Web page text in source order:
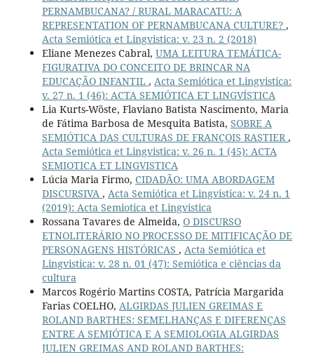
PERNAMBUCANA? / RURAL MARACATU: A
REPRESENTATION OF PERNAMBUCANA CULTURE? ,
Acta Semiótica et Lingvistica: v. 23 n. 2 (2018)
Eliane Menezes Cabral, UMA LEITURA TEMÁTICA-
FIGURATIVA DO CONCEITO DE BRINCAR NA
EDUCAÇÃO INFANTIL , Acta Semiótica et Lingvistica:
v. 27 n. 1 (46): ACTA SEMIÓTICA ET LINGVÍSTICA
Lia Kurts-Wöste, Flaviano Batista Nascimento, Maria
de Fátima Barbosa de Mesquita Batista, SOBRE A
SEMIÓTICA DAS CULTURAS DE FRANÇOIS RASTIER ,
Acta Semiótica et Lingvistica: v. 26 n. 1 (45): ACTA
SEMIOTICA ET LINGVISTICA
Lúcia Maria Firmo, CIDADÃO: UMA ABORDAGEM
DISCURSIVA , Acta Semiótica et Lingvistica: v. 24 n. 1
(2019): Acta Semiotica et Lingvistica
Rossana Tavares de Almeida, O DISCURSO
ETNOLITERÁRIO NO PROCESSO DE MITIFICAÇÃO DE
PERSONAGENS HISTÓRICAS , Acta Semiótica et
Lingvistica: v. 28 n. 01 (47): Semiótica e ciências da
cultura
Marcos Rogério Martins COSTA, Patrícia Margarida
Farias COELHO, ALGIRDAS JULIEN GREIMAS E
ROLAND BARTHES: SEMELHANÇAS E DIFERENÇAS
ENTRE A SEMIÓTICA E A SEMIOLOGIA ALGIRDAS
JULIEN GREIMAS AND ROLAND BARTHES: